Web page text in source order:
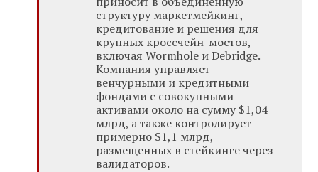
структуру маркетмейкинг,
кредитование и решения для
крупных кроссчейн-мостов,
включая Wormhole и Debridge.
Компания управляет
венчурными и кредитными
фондами с совокупными
активами около на сумму $1,04
млрд, а также контролирует
примерно $1,1 млрд,
размещенных в стейкинге через
валидаторов.